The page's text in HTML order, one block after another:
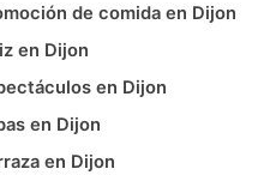
de comida en Dijon
en Dijon
en Dijon
en Dijon
en Dijon